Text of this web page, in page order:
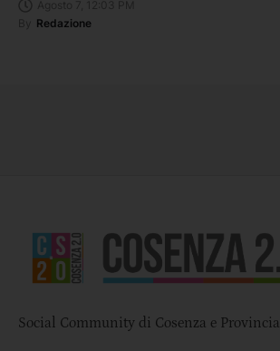
Redazione
Social Community di Cosenza e Provincia